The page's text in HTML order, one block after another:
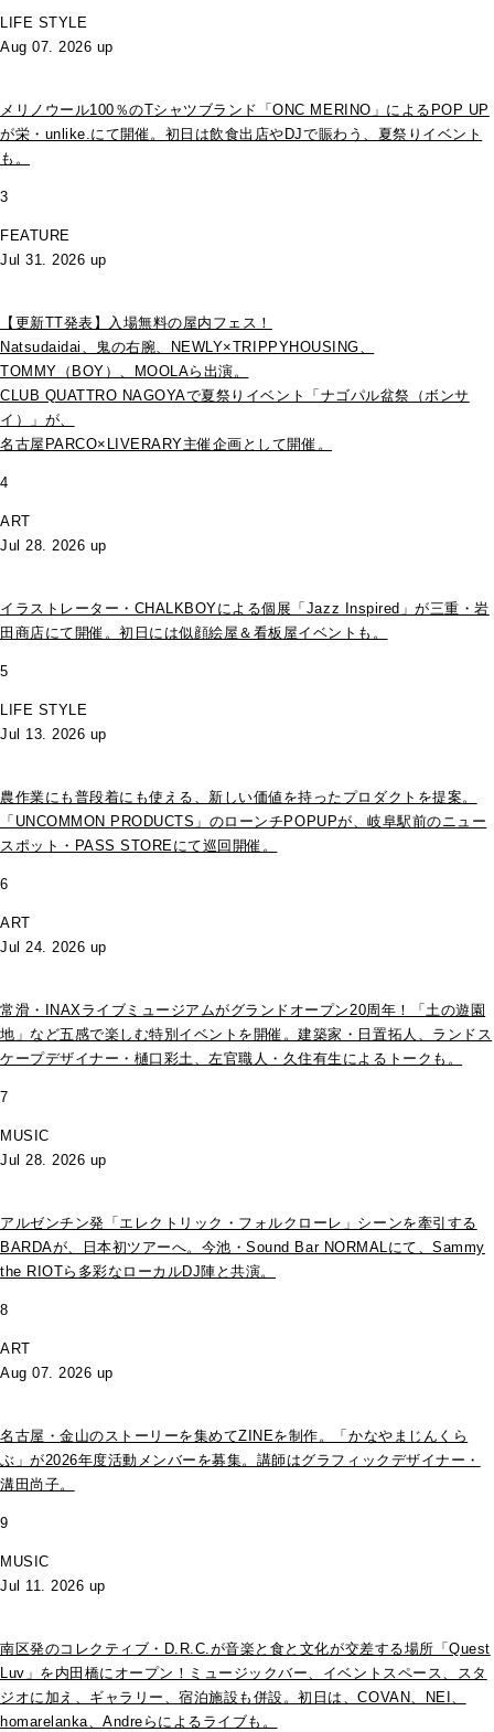
LIFE STYLE
Aug 07. 2026 up
メリノウール100％のTシャツブランド「ONC MERINO」によるPOP UP
が栄・unlike.にて開催。初日は飲食出店やDJで賑わう、夏祭りイベント
も。
3
FEATURE
Jul 31. 2026 up
【更新TT発表】入場無料の屋内フェス！
Natsudaidai、鬼の右腕、NEWLY×TRIPPYHOUSING、
TOMMY（BOY）、MOOLAら出演。
CLUB QUATTRO NAGOYAで夏祭りイベント「ナゴパル盆祭（ボンサ
イ）」が、
名古屋PARCO×LIVERARY主催企画として開催。
4
ART
Jul 28. 2026 up
イラストレーター・CHALKBOYによる個展「Jazz Inspired」が三重・岩
田商店にて開催。初日には似顔絵屋＆看板屋イベントも。
5
LIFE STYLE
Jul 13. 2026 up
農作業にも普段着にも使える、新しい価値を持ったプロダクトを提案。
「UNCOMMON PRODUCTS」のローンチPOPUPが、岐阜駅前のニュー
スポット・PASS STOREにて巡回開催。
6
ART
Jul 24. 2026 up
常滑・INAXライブミュージアムがグランドオープン20周年！「土の遊園
地」など五感で楽しむ特別イベントを開催。建築家・日置拓人、ランドス
ケープデザイナー・樋口彩土、左官職人・久住有生によるトークも。
7
MUSIC
Jul 28. 2026 up
アルゼンチン発「エレクトリック・フォルクローレ」シーンを牽引する
BARDAが、日本初ツアーへ。今池・Sound Bar NORMALにて、Sammy
the RIOTら多彩なローカルDJ陣と共演。
8
ART
Aug 07. 2026 up
名古屋・金山のストーリーを集めてZINEを制作。「かなやまじんくら
ぶ」が2026年度活動メンバーを募集。講師はグラフィックデザイナー・
溝田尚子。
9
MUSIC
Jul 11. 2026 up
南区発のコレクティブ・D.R.C.が⾳楽と⾷と⽂化が交差する場所「Quest
Luv」を内田橋にオープン！ミュージックバー、イベントスペース、スタ
ジオに加え、ギャラリー、宿泊施設も併設。初日は、COVAN、NEI、
homarelanka、Andreらによるライブも。